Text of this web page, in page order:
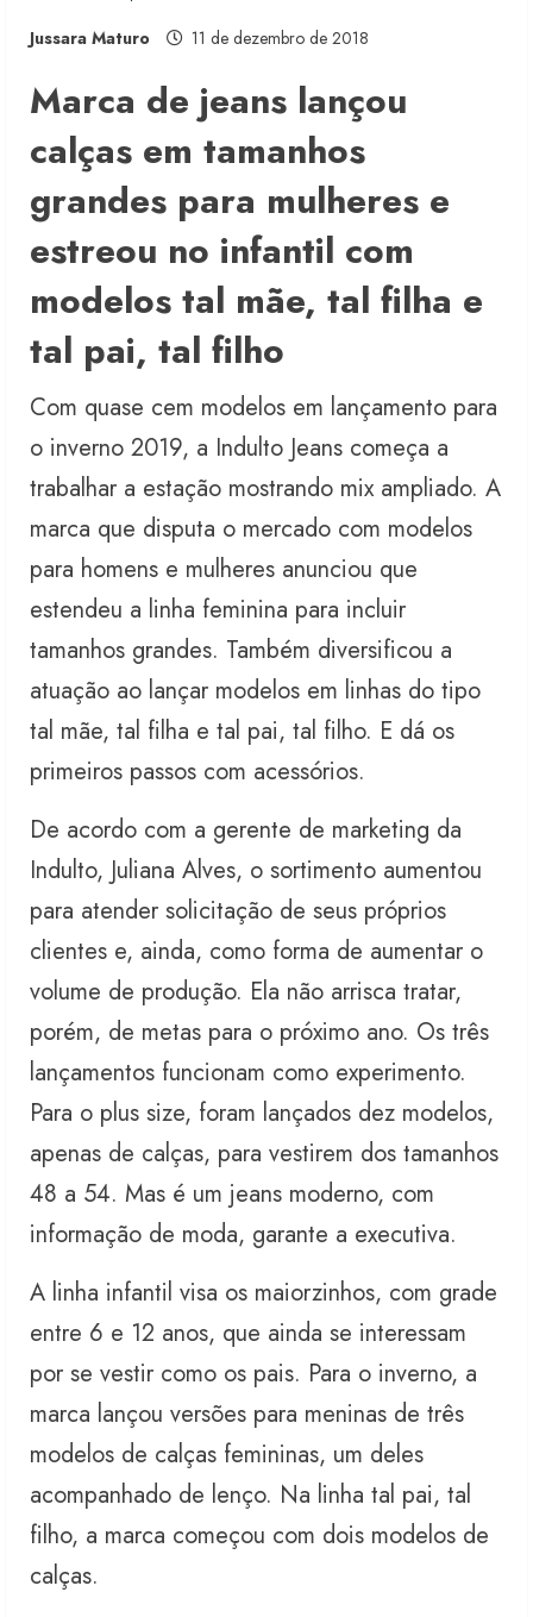
Jussara Maturo 11 de dezembro de 2018
Marca de jeans lançou
calças em tamanhos
grandes para mulheres e
estreou no infantil com
modelos tal mãe, tal filha e
tal pai, tal filho
Com quase cem modelos em lançamento para
o inverno 2019, a Indulto Jeans começa a
trabalhar a estação mostrando mix ampliado. A
marca que disputa o mercado com modelos
para homens e mulheres anunciou que
estendeu a linha feminina para incluir
tamanhos grandes. Também diversificou a
atuação ao lançar modelos em linhas do tipo
tal mãe, tal filha e tal pai, tal filho. E dá os
primeiros passos com acessórios.
De acordo com a gerente de marketing da
Indulto, Juliana Alves, o sortimento aumentou
para atender solicitação de seus próprios
clientes e, ainda, como forma de aumentar o
volume de produção. Ela não arrisca tratar,
porém, de metas para o próximo ano. Os três
lançamentos funcionam como experimento.
Para o plus size, foram lançados dez modelos,
apenas de calças, para vestirem dos tamanhos
48 a 54. Mas é um jeans moderno, com
informação de moda, garante a executiva.
A linha infantil visa os maiorzinhos, com grade
entre 6 e 12 anos, que ainda se interessam
por se vestir como os pais. Para o inverno, a
marca lançou versões para meninas de três
modelos de calças femininas, um deles
acompanhado de lenço. Na linha tal pai, tal
filho, a marca começou com dois modelos de
calças.